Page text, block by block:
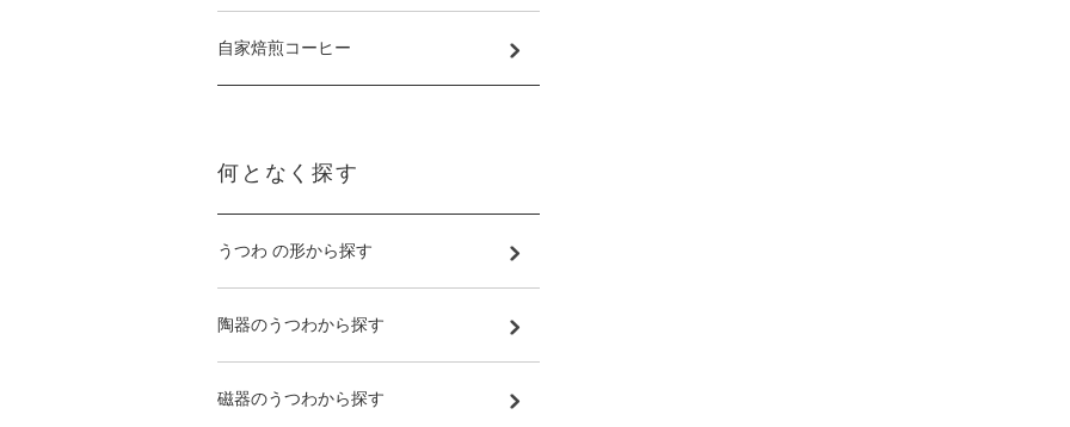
自家焙煎コーヒー
何となく探す
うつわ の形から探す
陶器のうつわから探す
磁器のうつわから探す